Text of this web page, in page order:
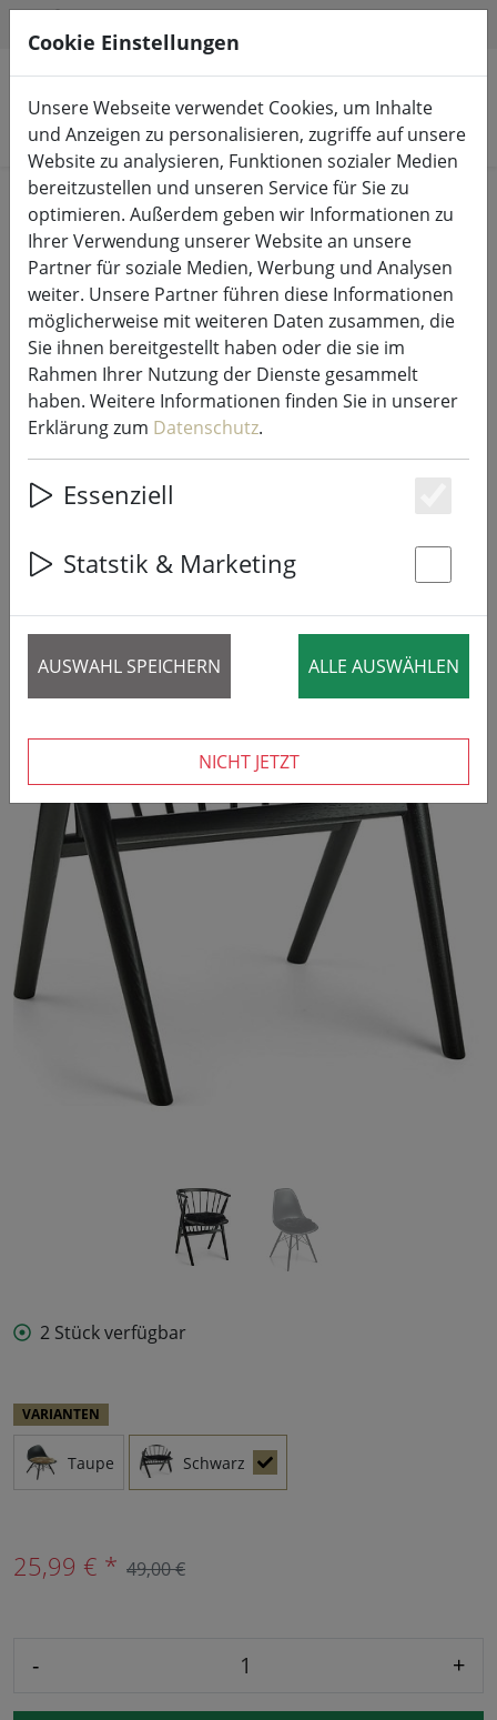
Produkte suchen
Start Wohnen Decken, Kissen & Co.
Natures Collection Sitzauflage
Neuseeland Lammfell 38cm
schwarz
‹ ›
47% SPAREN
2 Stück verfügbar
VARIANTEN
Taupe Schwarz
25,99 € * 49,00 €
- +
Cookie Einstellungen
Unsere Webseite verwendet Cookies, um Inhalte
und Anzeigen zu personalisieren, zugriffe auf unsere
Website zu analysieren, Funktionen sozialer Medien
bereitzustellen und unseren Service für Sie zu
optimieren. Außerdem geben wir Informationen zu
Ihrer Verwendung unserer Website an unsere
Partner für soziale Medien, Werbung und Analysen
weiter. Unsere Partner führen diese Informationen
möglicherweise mit weiteren Daten zusammen, die
Sie ihnen bereitgestellt haben oder die sie im
Rahmen Ihrer Nutzung der Dienste gesammelt
haben. Weitere Informationen finden Sie in unserer
Erklärung zum Datenschutz.
Essenziell
Statstik & Marketing
AUSWAHL SPEICHERN ALLE AUSWÄHLEN
NICHT JETZT